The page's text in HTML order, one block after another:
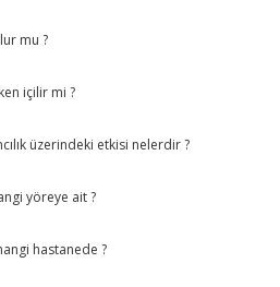
mu ?
içilir mi ?
üzerindeki etkisi nelerdir ?
yöreye ait ?
hastanede ?